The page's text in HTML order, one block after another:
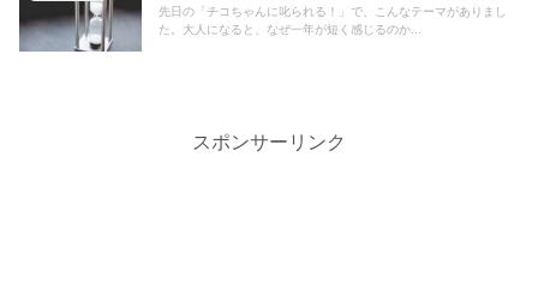
先日の「チコちゃんに叱られる！」で、こんなテーマがありまし
た。大人になると、なぜ一年が短く感じるのか...
スポンサーリンク